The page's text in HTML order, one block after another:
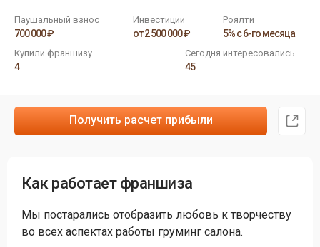
Паушальный взнос
700 000 ₽
Инвестиции
от 2 500 000 ₽
Роялти
5% с 6-го месяца
Купили франшизу
4
Сегодня интересовались
45
Получить расчет прибыли
Как работает франшиза
Мы постарались отобразить любовь к творчеству
во всех аспектах работы груминг салона.